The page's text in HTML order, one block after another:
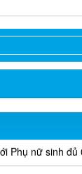
học, cơ sở
lọc cho trẻ từ
chỉ tiêu kế
trợ chính sách
Phụ nữ sinh